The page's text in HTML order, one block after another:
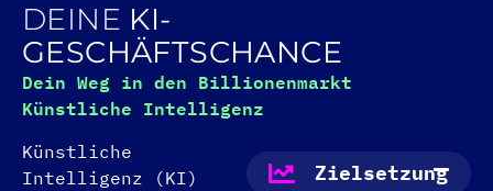
DEINE KI-
GESCHÄFTSCHANCE
Dein Weg in den Billionenmarkt
Künstliche Intelligenz
Künstliche
Intelligenz (KI)
Zielsetzung